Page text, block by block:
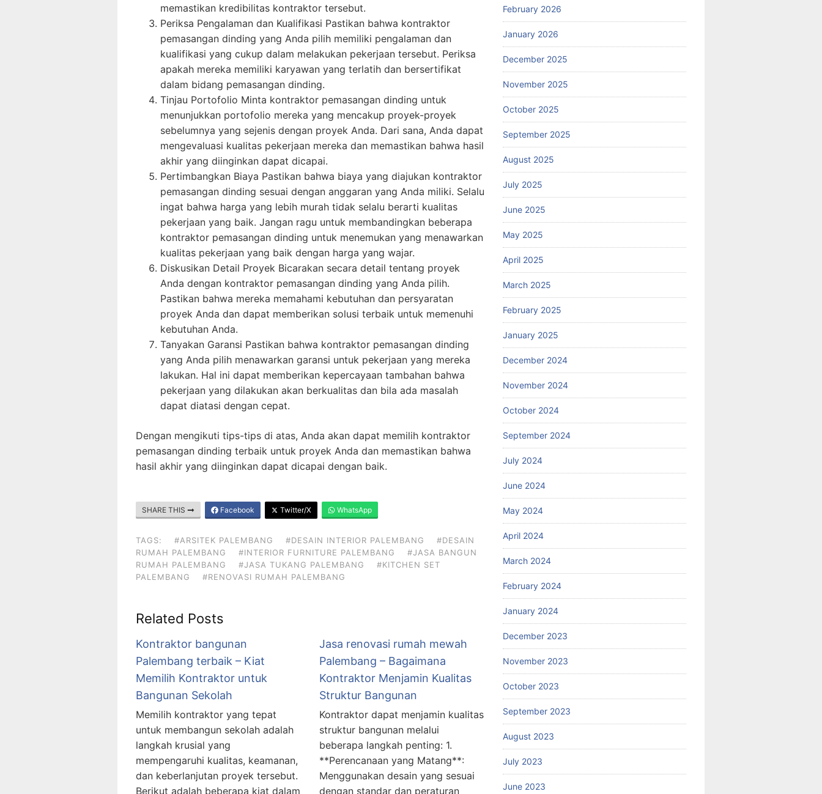
memastikan kredibilitas kontraktor tersebut.
Periksa Pengalaman dan Kualifikasi Pastikan bahwa kontraktor
pemasangan dinding yang Anda pilih memiliki pengalaman dan
kualifikasi yang cukup dalam melakukan pekerjaan tersebut. Periksa
apakah mereka memiliki karyawan yang terlatih dan bersertifikat
dalam bidang pemasangan dinding.
Tinjau Portofolio Minta kontraktor pemasangan dinding untuk
menunjukkan portofolio mereka yang mencakup proyek-proyek
sebelumnya yang sejenis dengan proyek Anda. Dari sana, Anda dapat
mengevaluasi kualitas pekerjaan mereka dan memastikan bahwa hasil
akhir yang diinginkan dapat dicapai.
Pertimbangkan Biaya Pastikan bahwa biaya yang diajukan kontraktor
pemasangan dinding sesuai dengan anggaran yang Anda miliki. Selalu
ingat bahwa harga yang lebih murah tidak selalu berarti kualitas
pekerjaan yang baik. Jangan ragu untuk membandingkan beberapa
kontraktor pemasangan dinding untuk menemukan yang menawarkan
kualitas pekerjaan yang baik dengan harga yang wajar.
Diskusikan Detail Proyek Bicarakan secara detail tentang proyek
Anda dengan kontraktor pemasangan dinding yang Anda pilih.
Pastikan bahwa mereka memahami kebutuhan dan persyaratan
proyek Anda dan dapat memberikan solusi terbaik untuk memenuhi
kebutuhan Anda.
Tanyakan Garansi Pastikan bahwa kontraktor pemasangan dinding
yang Anda pilih menawarkan garansi untuk pekerjaan yang mereka
lakukan. Hal ini dapat memberikan kepercayaan tambahan bahwa
pekerjaan yang dilakukan akan berkualitas dan bila ada masalah
dapat diatasi dengan cepat.
Dengan mengikuti tips-tips di atas, Anda akan dapat memilih kontraktor
pemasangan dinding terbaik untuk proyek Anda dan memastikan bahwa
hasil akhir yang diinginkan dapat dicapai dengan baik.
SHARE THIS Facebook Twitter/X WhatsApp
TAGS: #ARSITEK PALEMBANG #DESAIN INTERIOR PALEMBANG
#DESAIN
RUMAH PALEMBANG
#INTERIOR FURNITURE PALEMBANG
#JASA BANGUN
RUMAH PALEMBANG
#JASA TUKANG PALEMBANG
#KITCHEN SET
PALEMBANG
#RENOVASI RUMAH PALEMBANG
Related Posts
Kontraktor bangunan
Palembang terbaik – Kiat
Memilih Kontraktor untuk
Bangunan Sekolah
Memilih kontraktor yang tepat
untuk membangun sekolah adalah
langkah krusial yang
mempengaruhi kualitas, keamanan,
dan keberlanjutan proyek tersebut.
Berikut adalah beberapa kiat dalam
Jasa renovasi rumah mewah
Palembang – Bagaimana
Kontraktor Menjamin Kualitas
Struktur Bangunan
Kontraktor dapat menjamin kualitas
struktur bangunan melalui
beberapa langkah penting: 1.
**Perencanaan yang Matang**:
Menggunakan desain yang sesuai
dengan standar dan peraturan
February 2026
January 2026
December 2025
November 2025
October 2025
September 2025
August 2025
July 2025
June 2025
May 2025
April 2025
March 2025
February 2025
January 2025
December 2024
November 2024
October 2024
September 2024
July 2024
June 2024
May 2024
April 2024
March 2024
February 2024
January 2024
December 2023
November 2023
October 2023
September 2023
August 2023
July 2023
June 2023